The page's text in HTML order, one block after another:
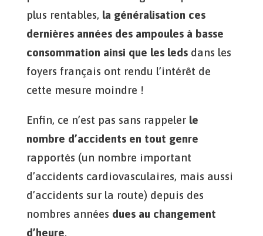
plus rentables, la généralisation ces
dernières années des ampoules à basse
consommation ainsi que les ledsdans les
foyers français ont rendu l’intérêt de
cette mesure moindre !
Enfin, ce n’est pas sans rappeler le
nombre d’accidents en tout genre
rapportés (un nombre important
d’accidents cardiovasculaires, mais aussi
d’accidents sur la route) depuis des
nombres années dues au changement
d’heure.